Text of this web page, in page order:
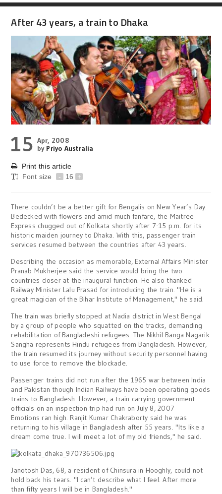
After 43 years, a train to Dhaka
15 Apr, 2008
by Priyo Australia
Print this article
Font size
- 16 +
There couldn’t be a better gift for Bengalis on New Year’s Day.
Bedecked with flowers and amid much fanfare, the Maitree
Express chugged out of Kolkata shortly after 7-15 p.m. for its
historic maiden journey to Dhaka. With this, passenger train
services resumed between the countries after 43 years.
Describing the occasion as memorable, External Affairs Minister
Pranab Mukherjee said the service would bring the two
countries closer at the inaugural function. He also thanked
Railway Minister Lalu Prasad for introducing the train. "He is a
great magician of the Bihar Institute of Management," he said.
The train was briefly stopped at Nadia district in West Bengal
by a group of people who squatted on the tracks, demanding
rehabilitation of Bangladeshi refugees. The Nikhil Banga Nagarik
Sangha represents Hindu refugees from Bangladesh. However,
the train resumed its journey without security personnel having
to use force to remove the blockade.
Passenger trains did not run after the 1965 war between India
and Pakistan though Indian Railways have been operating goods
trains to Bangladesh. However, a train carrying government
officials on an inspection trip had run on July 8, 2007
Emotions ran high. Ranjit Kumar Chakraborty said he was
returning to his village in Bangladesh after 55 years. "Its like a
dream come true. I will meet a lot of my old friends," he said.
Janotosh Das, 68, a resident of Chinsura in Hooghly, could not
hold back his tears. "I can’t describe what I feel. After more
than fifty years I will be in Bangladesh."